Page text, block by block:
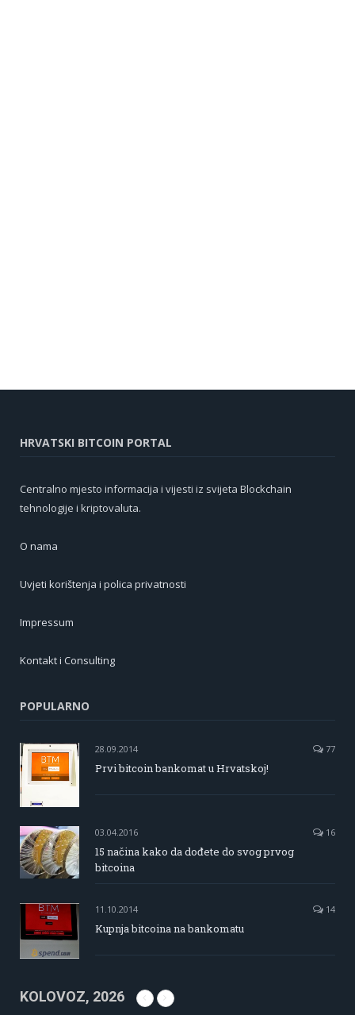
HRVATSKI BITCOIN PORTAL
Centralno mjesto informacija i vijesti iz svijeta Blockchain
tehnologije i kriptovaluta.
O nama
Uvjeti korištenja i polica privatnosti
Impressum
Kontakt i Consulting
POPULARNO
28.09.2014 77
Prvi bitcoin bankomat u Hrvatskoj!
03.04.2016 16
15 načina kako da dođete do svog prvog
bitcoina
11.10.2014 14
Kupnja bitcoina na bankomatu
KOLOVOZ, 2026